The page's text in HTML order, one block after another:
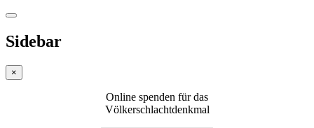
Sidebar
×
Online spenden für das
Völkerschlachtdenkmal